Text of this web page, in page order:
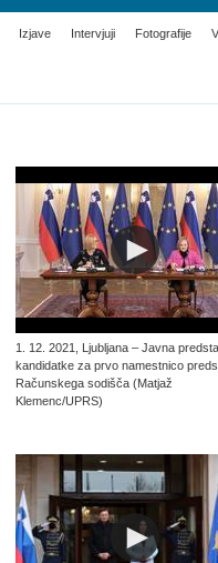
Izjave Intervjuji Fotografije
1. 12. 2021, Ljubljana – Javna
kandidatke za prvo namestnico
Računskega sodišča (Matjaž
Klemenc/UPRS)